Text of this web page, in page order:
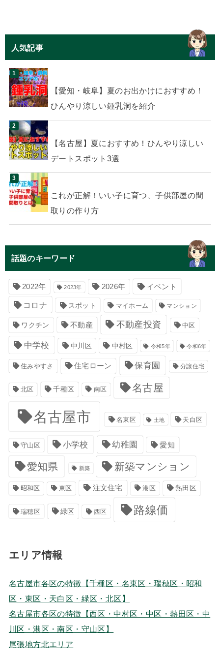
人気記事
【愛知・岐阜】夏のお出かけにおすすめ！
ひんやり涼しい鍾乳洞を紹介
【名古屋】夏におすすめ！ひんやり涼しい
デートスポット3選
これが正解！いい子に育つ、子供部屋の間
取りの作り方
話題のキーワード
2022年 2023年 2026年 イベント
コロナ スポット マイホーム マンション
ワクチン 不動産 不動産投資 中区
中学校 中川区 中村区 令和5年 令和6年
住みやすさ 住宅ローン 保育園 分譲住宅
北区 千種区 南区 名古屋
名古屋市 名東区 土地 天白区
守山区 小学校 幼稚園 愛知
愛知県 新築 新築マンション
昭和区 東区 注文住宅 港区 熱田区
瑞穂区 緑区 西区 路線価
エリア情報
名古屋市各区の特徴【千種区・名東区・瑞穂区・昭和
区・東区・天白区・緑区・北区】
名古屋市各区の特徴【西区・中村区・中区・熱田区・中
川区・港区・南区・守山区】
尾張地方北エリア